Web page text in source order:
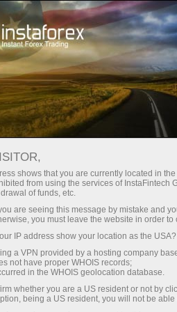
À propos de la
À propos
La marque InstaForex a
l'heure actuelle, plus de
bénéficient des services
dans le
shows that you are currently located in
from using the services of InstaFintech
of funds, etc.
are seeing this message by mistake and
you must leave the website in order
IP address show your location as the USA?
a VPN provided by a hosting company
not have proper WHOIS records;
in the WHOIS geolocation database.
whether you are a US resident or not by
being a US resident, you will not be